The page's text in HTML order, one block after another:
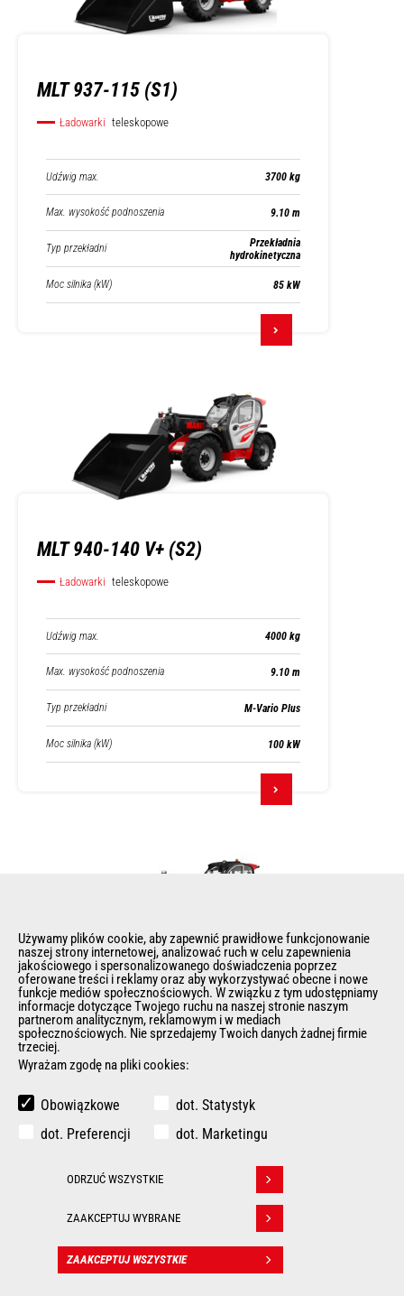
MLT 937-115 (S1)
Ładowarki teleskopowe
Udźwig max. 3700 kg
Max. wysokość podnoszenia 9.10 m
Typ przekładni
Przekładnia
hydrokinetyczna
Moc silnika (kW) 85 kW
MLT 940-140 V+ (S2)
Ładowarki teleskopowe
Udźwig max. 4000 kg
Max. wysokość podnoszenia 9.10 m
Typ przekładni M-Vario Plus
Moc silnika (kW) 100 kW
MLT 961-160 V+ L
Ładowarki teleskopowe
Max. wysokość podnoszenia
M-Vario Plus
115 kW
KONTAKT
Używamy plików cookie, aby zapewnić prawidłowe funkcjonowanie
naszej strony internetowej, analizować ruch w celu zapewnienia
jakościowego i spersonalizowanego doświadczenia poprzez
oferowane treści i reklamy oraz aby wykorzystywać obecne i nowe
funkcje mediów społecznościowych. W związku z tym udostępniamy
informacje dotyczące Twojego ruchu na naszej stronie naszym
partnerom analitycznym, reklamowym i w mediach
społecznościowych. Nie sprzedajemy Twoich danych żadnej firmie
trzeciej.
Wyrażam zgodę na pliki cookies:
Obowiązkowe
dot. Statystyk
dot. Preferencji
dot. Marketingu
ODRZUĆ WSZYSTKIE
ZAAKCEPTUJ WYBRANE
ZAAKCEPTUJ WSZYSTKIE